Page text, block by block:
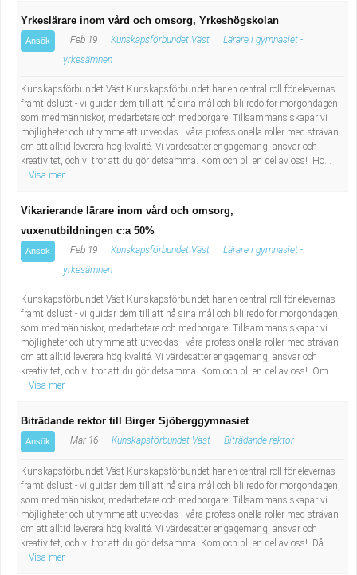
Sanering och renhållning
Socialt arbete
Säkerhetsarbete
Tekniskt arbete
Lastbilsförare m.fl.
Fastighetsskötare
Informatör/Kommunikatör
Brevbärare
Kock, storhushåll
Undersköterska, vård- o specialavd. o mottagning
Bibliotekarie
Administrativ assistent
Lärare i gymnasiet
Yrkeslärare inom vård och omsorg, Yrkeshögskolan
Ansök Feb 19 Kunskapsförbundet Väst
Lärare i gymnasiet -
yrkesämnen
Kunskapsförbundet Väst Kunskapsförbundet har en central roll för elevernas
framtidslust - vi guidar dem till att nå sina mål och bli redo för morgondagen,
som medmänniskor, medarbetare och medborgare. Tillsammans skapar vi
möjligheter och utrymme att utvecklas i våra professionella roller med strävan
om att alltid leverera hög kvalité. Vi värdesätter engagemang, ansvar och
kreativitet, och vi tror att du gör detsamma. Kom och bli en del av oss! Ho...
Visa mer
Vikarierande lärare inom vård och omsorg,
vuxenutbildningen c:a 50%
Ansök Feb 19 Kunskapsförbundet Väst
Lärare i gymnasiet -
yrkesämnen
Kunskapsförbundet Väst Kunskapsförbundet har en central roll för elevernas
framtidslust - vi guidar dem till att nå sina mål och bli redo för morgondagen,
som medmänniskor, medarbetare och medborgare. Tillsammans skapar vi
möjligheter och utrymme att utvecklas i våra professionella roller med strävan
om att alltid leverera hög kvalité. Vi värdesätter engagemang, ansvar och
kreativitet, och vi tror att du gör detsamma. Kom och bli en del av oss! Om...
Visa mer
Biträdande rektor till Birger Sjöberggymnasiet
Ansök Mar 16 Kunskapsförbundet Väst Biträdande rektor
Kunskapsförbundet Väst Kunskapsförbundet har en central roll för elevernas
framtidslust - vi guidar dem till att nå sina mål och bli redo för morgondagen,
som medmänniskor, medarbetare och medborgare. Tillsammans skapar vi
möjligheter och utrymme att utvecklas i våra professionella roller med strävan
om att alltid leverera hög kvalité. Vi värdesätter engagemang, ansvar och
kreativitet, och vi tror att du gör detsamma. Kom och bli en del av oss! Då...
Visa mer